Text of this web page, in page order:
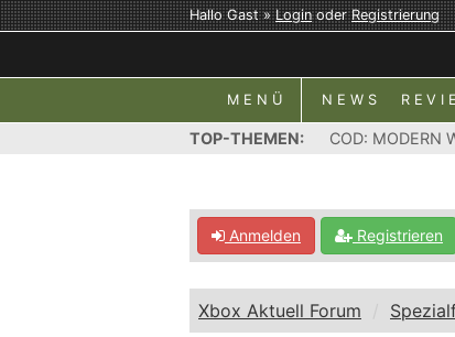
Hallo Gast »LoginoderRegistrierung
MENÜ NEWS
TOP-THEMEN: COD: MODERN
Anmelden Registrieren
Xbox Aktuell Forum